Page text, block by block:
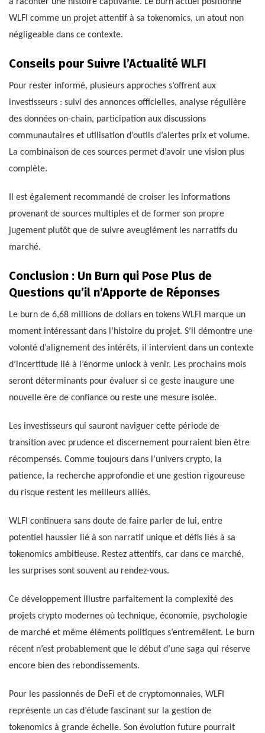
WLFI comme un projet attentif à sa tokenomics, un atout non
négligeable dans ce contexte.
Conseils pour Suivre l’Actualité WLFI
Pour rester informé, plusieurs approches s’offrent aux
investisseurs : suivi des annonces officielles, analyse régulière
des données on-chain, participation aux discussions
communautaires et utilisation d’outils d’alertes prix et volume.
La combinaison de ces sources permet d’avoir une vision plus
complète.
Il est également recommandé de croiser les informations
provenant de sources multiples et de former son propre
jugement plutôt que de suivre aveuglément les narratifs du
marché.
Conclusion : Un Burn qui Pose Plus de
Questions qu’il n’Apporte de Réponses
Le burn de 6,68 millions de dollars en tokens WLFI marque un
moment intéressant dans l’histoire du projet. S’il démontre une
volonté d’alignement des intérêts, il intervient dans un contexte
d’incertitude lié à l’énorme unlock à venir. Les prochains mois
seront déterminants pour évaluer si ce geste inaugure une
nouvelle ère de confiance ou reste une mesure isolée.
Les investisseurs qui sauront naviguer cette période de
transition avec prudence et discernement pourraient bien être
récompensés. Comme toujours dans l’univers crypto, la
patience, la recherche approfondie et une gestion rigoureuse
du risque restent les meilleurs alliés.
WLFI continuera sans doute de faire parler de lui, entre
potentiel haussier lié à son narratif unique et défis liés à sa
tokenomics ambitieuse. Restez attentifs, car dans ce marché,
les surprises sont souvent au rendez-vous.
Ce développement illustre parfaitement la complexité des
projets crypto modernes où technique, économie, psychologie
de marché et même éléments politiques s’entremêlent. Le burn
récent n’est probablement que le début d’une saga qui réserve
encore bien des rebondissements.
Pour les passionnés de DeFi et de cryptomonnaies, WLFI
représente un cas d’étude fascinant sur la gestion de
tokenomics à grande échelle. Son évolution future pourrait